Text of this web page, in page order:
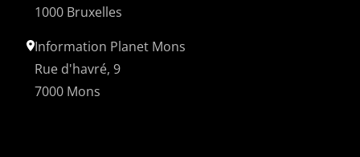
1000 Bruxelles
Information Planet Mons
Rue d'havré, 9
7000 Mons